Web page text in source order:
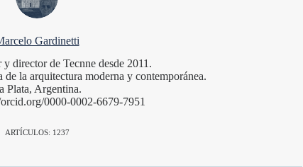
Gardinetti
director de Tecnne desde 2011.
la arquitectura moderna y contemporánea.
Plata, Argentina.
0000-0002-6679-7951
ARTÍCULOS: 1237